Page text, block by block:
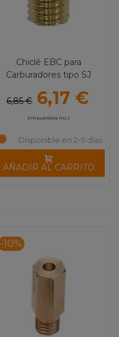
Chiclé EBC para
Carburadores tipo SJ
6,85 € 6,17 €
(impuestos inc.)
Disponible en 2-5 días
AÑADIR AL CARRITO
-10%